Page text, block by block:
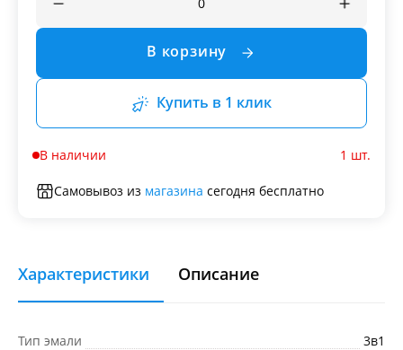
В корзину
Купить в 1 клик
В наличии 1 шт.
Самовывоз из магазина сегодня бесплатно
Характеристики Описание
Тип эмали
3в1